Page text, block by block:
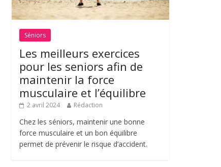
Séniors
Les meilleurs exercices
pour les seniors afin de
maintenir la force
musculaire et l’équilibre
2 avril 2024 Rédaction
Chez les séniors, maintenir une bonne
force musculaire et un bon équilibre
permet de prévenir le risque d’accident.